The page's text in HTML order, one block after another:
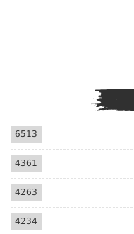
6513
4361
4263
4234